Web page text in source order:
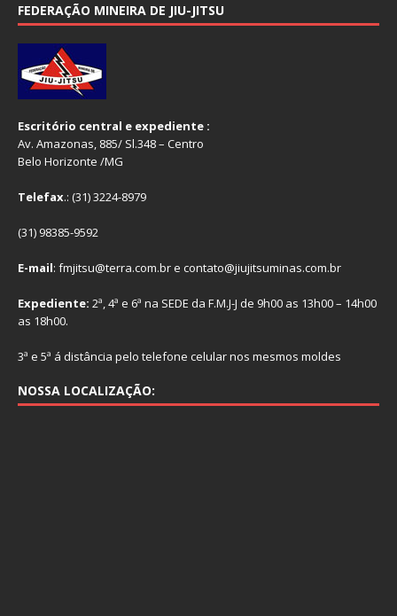
FEDERAÇÃO MINEIRA DE JIU-JITSU
Escritório central e expediente :
Av. Amazonas, 885/ Sl.348 – Centro
Belo Horizonte /MG
Telefax.: (31) 3224-8979
(31) 98385-9592
E-mail: fmjitsu@terra.com.br e contato@jiujitsuminas.com.br
Expediente: 2ª, 4ª e 6ª na SEDE da F.M.J-J de 9h00 as 13h00 – 14h00
as 18h00.
3ª e 5ª á distância pelo telefone celular nos mesmos moldes
NOSSA LOCALIZAÇÃO: